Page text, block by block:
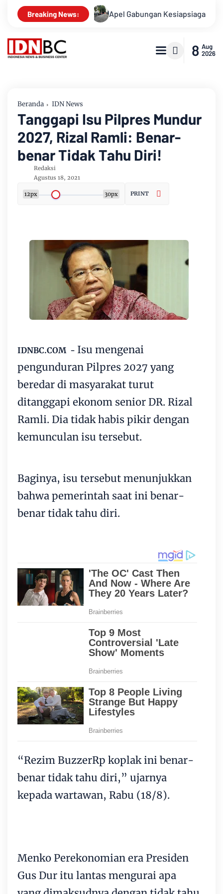
Breaking News:
Kasusnya Apel Gabungan Kesiapsiagaan Untuk
8 Aug
2026
Beranda IDN News
Tanggapi Isu Pilpres Mundur
2027, Rizal Ramli: Benar-
benar Tidak Tahu Diri!
Redaksi
Agustus 18, 2021
12px 30px PRINT
IDNBC.COM - Isu mengenai
pengunduran Pilpres 2027 yang
beredar di masyarakat turut
ditanggapi ekonom senior DR. Rizal
Ramli. Dia tidak habis pikir dengan
kemunculan isu tersebut.
Baginya, isu tersebut menunjukkan
bahwa pemerintah saat ini benar-
benar tidak tahu diri.
“Rezim BuzzerRp koplak ini benar-
benar tidak tahu diri,” ujarnya
kepada wartawan, Rabu (18/8).
Menko Perekonomian era Presiden
Gus Dur itu lantas mengurai apa